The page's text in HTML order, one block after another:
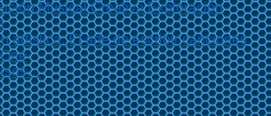
Musical Creativa Exploración
artística. El arte de escribir canciones